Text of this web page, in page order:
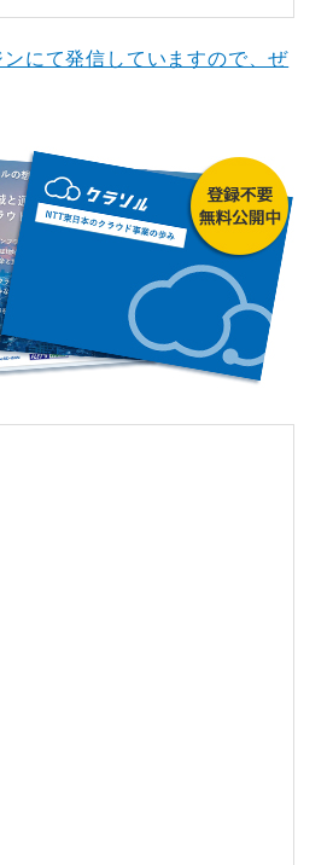
にて発信していますので、ぜ